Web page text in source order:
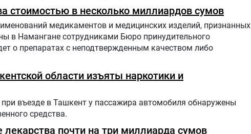
лаборатории кибербезопасности.
стоимостью в несколько миллиардов сумов
медикаментов и медицинских изделий, признанных
в Намангане сотрудниками Бюро принудительного
о препаратах с неподтвержденным качеством либо
области изъяты наркотики и
въезде в Ташкент у пассажира автомобиля обнаружены
средства.
почти на три миллиарда сумов